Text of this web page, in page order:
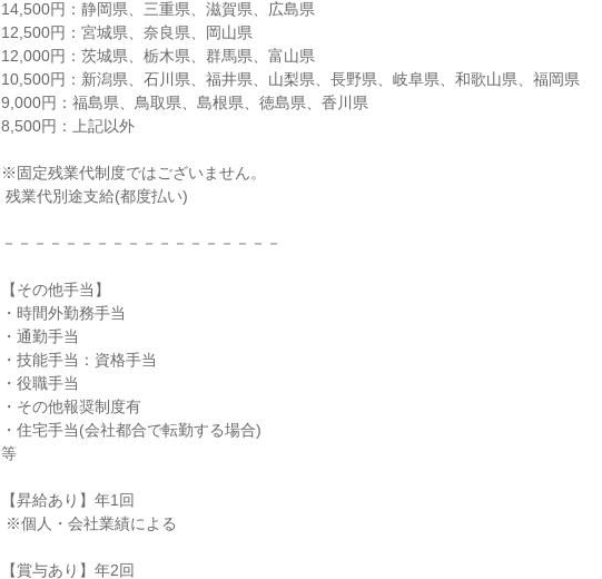
14,500円：静岡県、三重県、滋賀県、広島県
12,500円：宮城県、奈良県、岡山県
12,000円：茨城県、栃木県、群馬県、富山県
10,500円：新潟県、石川県、福井県、山梨県、長野県、岐阜県、和歌山県、福岡県
9,000円：福島県、鳥取県、島根県、徳島県、香川県
8,500円：上記以外
※固定残業代制度ではございません。
－－－－－－－－－－－－－－－－－－
【その他手当】
・時間外勤務手当
・通勤手当
・技能手当：資格手当
・役職手当
・その他報奨制度有
・住宅手当(会社都合で転勤する場合)
等
【昇給あり】年1回
【賞与あり】年2回